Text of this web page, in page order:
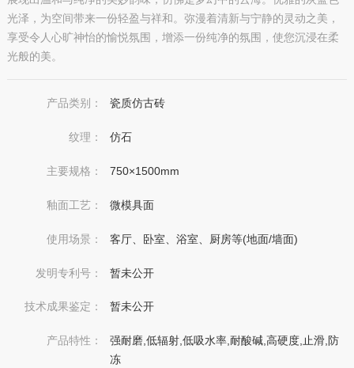
光泽，为空间带来一份轻盈与祥和。弥漫着清新与宁静的灵动之美，
享受令人心旷神怡的愉悦氛围，增添一份纯净的氛围，使您沉浸在柔
光般的美。
产品类别： 瓷质仿古砖
纹理： 仿石
主要规格： 750×1500mm
釉面工艺： 微模具面
使用场景： 客厅、卧室、浴室、厨房等(地面/墙面)
发明专利号： 暂未公开
技术成果鉴定： 暂未公开
产品特性：
强耐磨,低辐射,低吸水率,耐酸碱,高硬度,止滑,防
冻